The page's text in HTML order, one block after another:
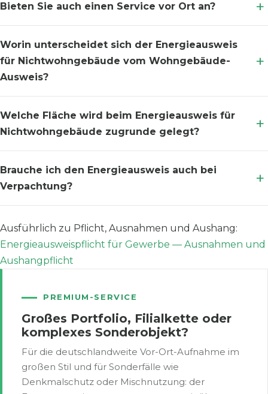
Bieten Sie auch einen Service vor Ort an?
Worin unterscheidet sich der Energieausweis
für Nichtwohngebäude vom Wohngebäude-
Ausweis?
Welche Fläche wird beim Energieausweis für
Nichtwohngebäude zugrunde gelegt?
Brauche ich den Energieausweis auch bei
Verpachtung?
Ausführlich zu Pflicht, Ausnahmen und Aushang:
Energieausweispflicht für Gewerbe — Ausnahmen und
Aushangpflicht
PREMIUM-SERVICE
Großes Portfolio, Filialkette oder
komplexes Sonderobjekt?
Für die deutschlandweite Vor-Ort-Aufnahme im
großen Stil und für Sonderfälle wie
Denkmalschutz oder Mischnutzung: der